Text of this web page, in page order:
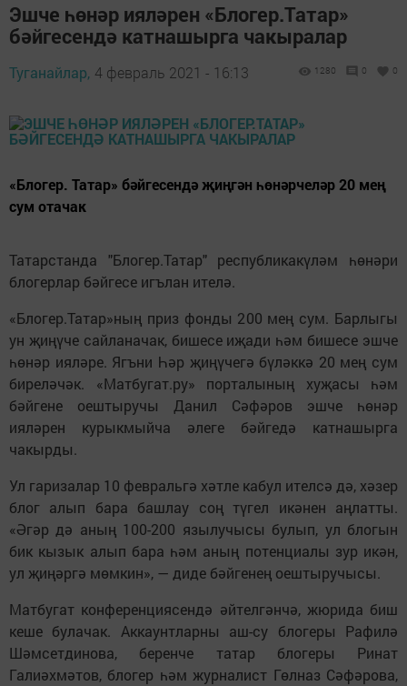
Эшче һөнәр ияләрен «Блогер.Татар»
бәйгесендә катнашырга чакыралар
Туганайлар, 4 февраль 2021 - 16:13 1280 0 0
«Блогер. Татар» бәйгесендә җиңгән һөнәрчеләр 20 мең
сум отачак
Татарстанда "Блогер.Татар" республикакүләм һөнәри
блогерлар бәйгесе игълан ителә.
«Блогер.Татар»ның приз фонды 200 мең сум. Барлыгы
ун җиңүче сайланачак, бишесе иҗади һәм бишесе эшче
һөнәр ияләре. Ягъни Һәр җиңүчегә бүләккә 20 мең сум
биреләчәк. «Матбугат.ру» порталының хуҗасы һәм
бәйгене оештыручы Данил Сәфәров эшче һөнәр
ияләрен курыкмыйча әлеге бәйгедә катнашырга
чакырды.
Ул гаризалар 10 февральгә хәтле кабул ителсә дә, хәзер
блог алып бара башлау соң түгел икәнен аңлатты.
«Әгәр дә аның 100-200 язылучысы булып, ул блогын
бик кызык алып бара һәм аның потенциалы зур икән,
ул җиңәргә мөмкин», — диде бәйгенең оештыручысы.
Матбугат конференциясендә әйтелгәнчә, жюрида биш
кеше булачак. Аккаунтларны аш-су блогеры Рафилә
Шәмсетдинова, беренче татар блогеры Ринат
Галиәхмәтов, блогер һәм журналист Гөлназ Сәфәрова,